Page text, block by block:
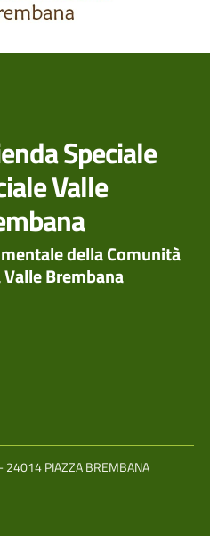
Speciale
Valle
della Comunità
Brembana
24014 PIAZZA BREMBANA